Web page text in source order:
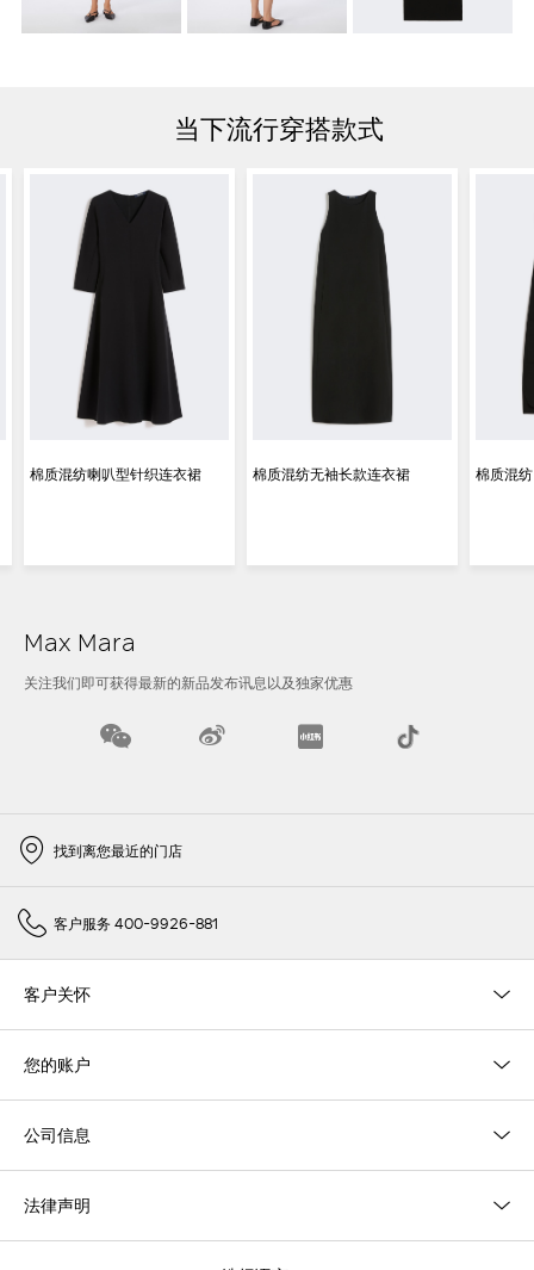
当下流行穿搭款式
棉质混纺喇叭型针织连衣裙 棉质混纺无袖长款连衣裙 棉质混
Max Mara
关注我们即可获得最新的新品发布讯息以及独家优惠
找到离您最近的门店
客户服务 400-9926-881
客户关怀
您的账户
公司信息
法律声明